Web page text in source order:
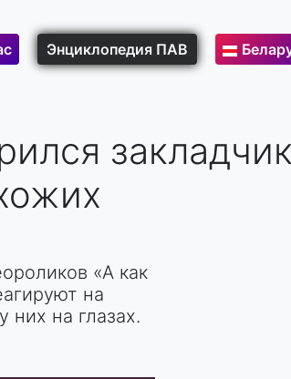
Энциклопедия ПАВ
«А как
на
них на глазах.